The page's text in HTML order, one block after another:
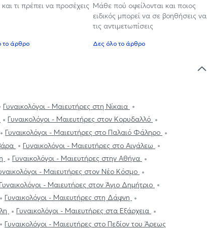
και τι πρέπει να προσέχεις
το άρθρο
Μάθε πού οφείλονται και ποιος
ειδικός μπορεί να σε βοηθήσεις να
τις αντιμετωπίσεις
Δες όλο το άρθρο
Γυναικολόγοι - Μαιευτήρες στη Νίκαια
Γυναικολόγοι - Μαιευτήρες στον Κορυδαλλό
Γυναικολόγοι - Μαιευτήρες στο Παλαιό Φάληρο
Γυναικολόγοι - Μαιευτήρες στο Αιγάλεω
Γυναικολόγοι - Μαιευτήρες στην Αθήνα
- Μαιευτήρες στον Νέο Κόσμο
Γυναικολόγοι - Μαιευτήρες στον Άγιο Δημήτριο
Γυναικολόγοι - Μαιευτήρες στη Δάφνη
Γυναικολόγοι - Μαιευτήρες στα Εξάρχεια
Γυναικολόγοι - Μαιευτήρες στο Πεδίον του Άρεως